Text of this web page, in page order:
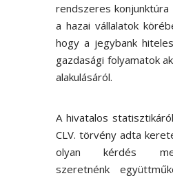
rendszeres
a hazai vállalatok
hogy a jegybank
gazdasági folyamatok
alakulásáról.
A hivatalos
CLV. törvény adta
olyan kérdés
szeretnénk